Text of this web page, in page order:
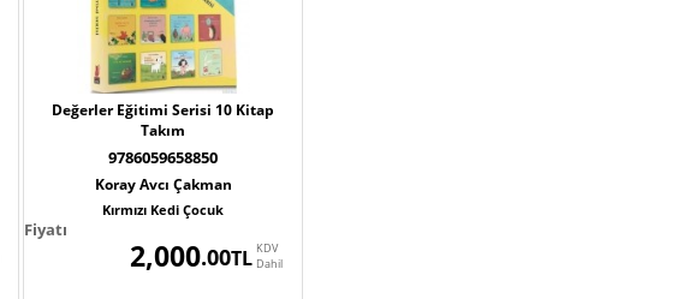
Değerler Eğitimi Serisi 10 Kitap
Takım
9786059658850
Koray Avcı Çakman
Kırmızı Kedi Çocuk
Fiyatı
KDV
Dahil
TL
.00
2,000